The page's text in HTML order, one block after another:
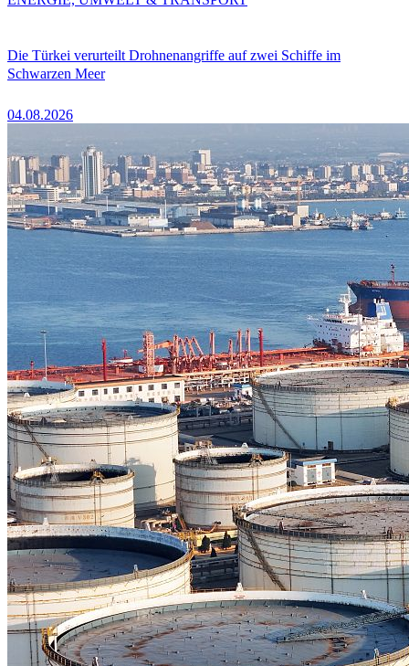
Die Türkei verurteilt Drohnenangriffe auf zwei Schiffe im
Schwarzen Meer
04.08.2026